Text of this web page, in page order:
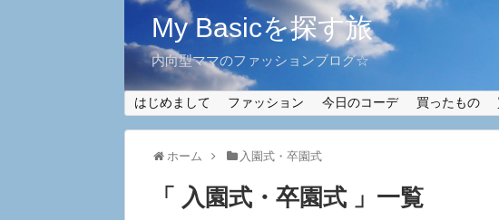
My Basicを探す旅
内向型ママのファッションブログ☆
はじめまして ファッション 今日のコーデ 買ったもの
ホーム 入園式・卒園式
「 入園式・卒園式 」一覧